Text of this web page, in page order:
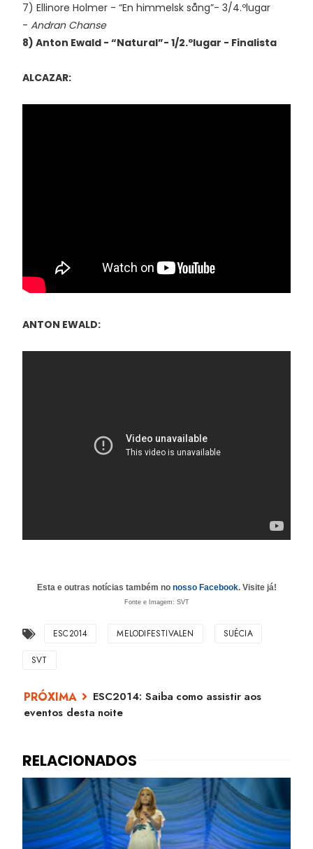
7) Ellinore Holmer - “En himmelsk sång”- 3/4.ºlugar
- Andran Chanse
8) Anton Ewald - “Natural”- 1/2.ºlugar - Finalista
ALCAZAR:
ANTON EWALD:
Esta e outras notícias também no nosso Facebook. Visite já!
Fonte e Imagem: SVT
ESC2014 MELODIFESTIVALEN SUÉCIA
SVT
ESC2014: Saiba como assistir aos
eventos desta noite